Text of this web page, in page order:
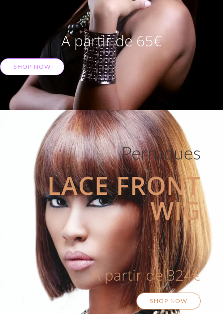
A partir de 65€
SHOP NOW
Perruques
LACE FRONT
WIG
A partir de 324€
SHOP NOW